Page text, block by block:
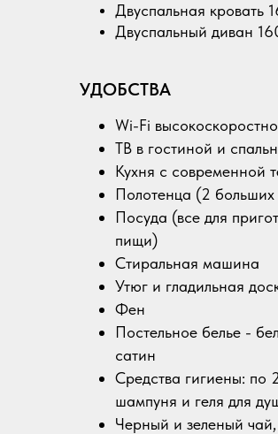
Двуспальная кровать
Двуспальный диван
УДОБСТВА
Wi-Fi
ТВ в гостиной и
Кухня с современной
Полотенца (2
Посуда (все для
пищи)
Стиральная машина
Утюг и гладильная
Фен
Постельное белье -
сатин
Средства гигиены: по
шампуня и геля для
Черный и зеленый